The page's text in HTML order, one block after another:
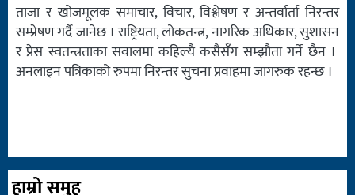
ताजा र खोजमूलक समाचार, विचार, विश्लेषण र अन्तर्वार्ता निरन्तर
सम्प्रेषण गर्दै जानेछ । राष्ट्रियता, लोकतन्त्र, नागरिक अधिकार, सुशासन
र प्रेस स्वतन्त्रताका सवालमा कहिल्यै कसैसँग सम्झौता गर्ने छैन ।
अनलाइन पत्रिकाको रुपमा निरन्तर सुचना प्रवाहमा जागरुक रहन्छ ।
हाम्रो समुह